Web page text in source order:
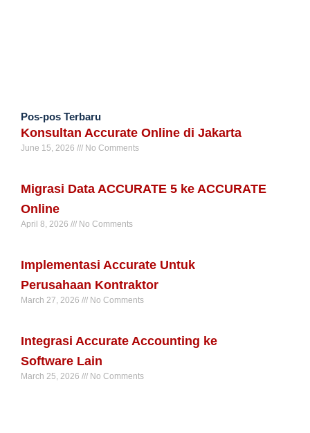
Pos-pos Terbaru
Konsultan Accurate Online di Jakarta
June 15, 2026 No Comments
Migrasi Data ACCURATE 5 ke ACCURATE
Online
April 8, 2026 No Comments
Implementasi Accurate Untuk
Perusahaan Kontraktor
March 27, 2026 No Comments
Integrasi Accurate Accounting ke
Software Lain
March 25, 2026 No Comments